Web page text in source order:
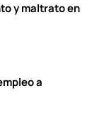
y maltrato en
a